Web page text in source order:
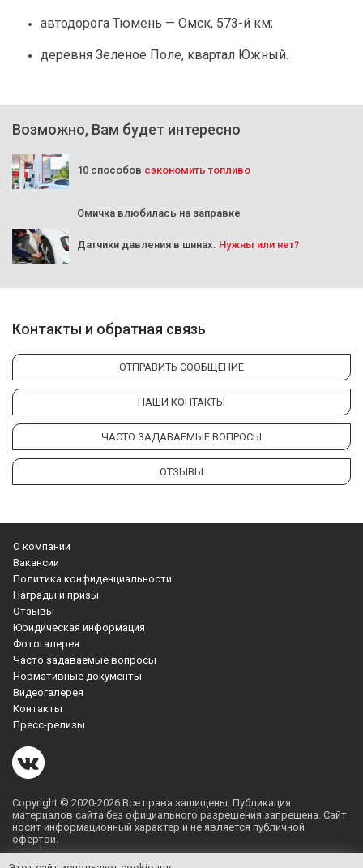
автодорога Тюмень — Омск, 573-й км;
деревня Зеленое Поле, квартал Южный.
Возможно, Вам будет интересно
10 способов сэкономить топливо
Омичка влюбилась на заправке
Датчики давления в шинах. Нужны или нет?
Copyright © 2020-2026 Все права защищены. Публикация
материалов сайта без официального разрешения запрещена. Сайт
носит информационный характер и не является публичной
офертой.
О компании
Вакансии
Политика конфиденциальности
Награды и призы
Отзывы
Юридическая информация
Фотогалерея
Часто задаваемые вопросы
Нормативные документы
Видеогалерея
Контакты
Пресс-релизы
Контакты и обратная связь
ОТПРАВИТЬ СООБЩЕНИЕ
НАШИ КОНТАКТЫ
ЧАСТО ЗАДАВАЕМЫЕ ВОПРОСЫ
ОТЗЫВЫ